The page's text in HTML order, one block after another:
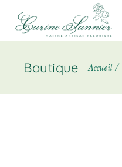
Boutique Accueil